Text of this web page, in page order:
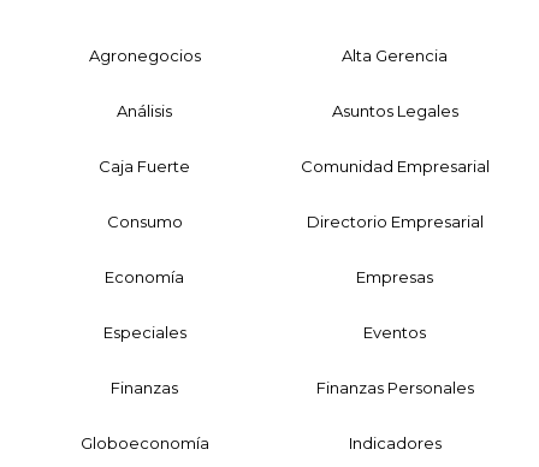
Agronegocios Alta Gerencia
Análisis Asuntos Legales
Caja Fuerte Comunidad Empresarial
Consumo Directorio Empresarial
Economía Empresas
Especiales Eventos
Finanzas Finanzas Personales
Globoeconomía Indicadores